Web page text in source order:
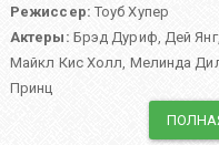
Режиссер: Тоуб Хупер
Актеры: Брэд Дуриф, Дей Янг,
Майкл Кис Холл, Мелинда
Принц